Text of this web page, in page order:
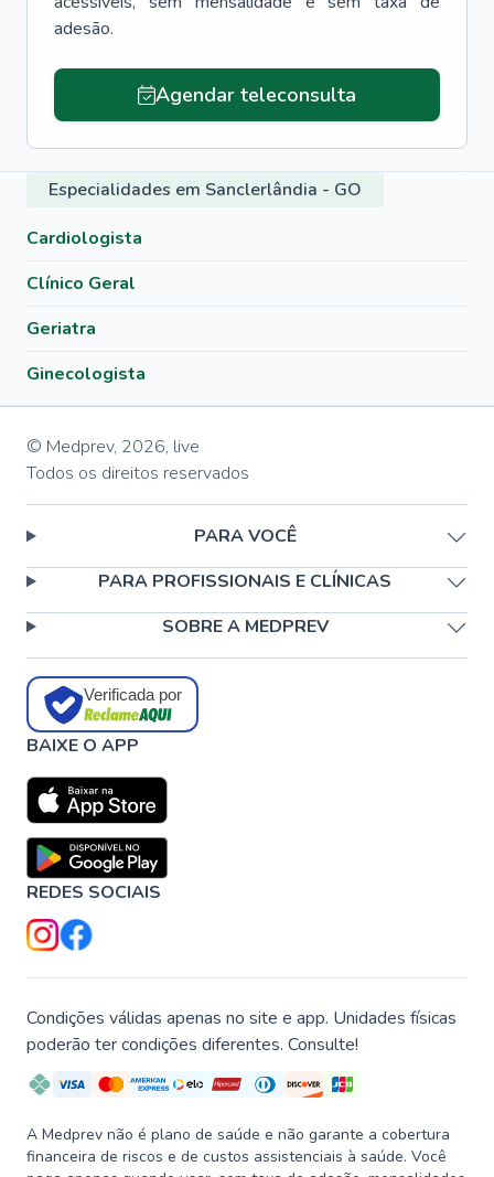
adesão.
Agendar teleconsulta
Especialidades em Sanclerlândia - GO
Cardiologista
Clínico Geral
Geriatra
Ginecologista
© Medprev, 2026, live
Todos os direitos reservados
PARA VOCÊ
PARA PROFISSIONAIS E CLÍNICAS
SOBRE A MEDPREV
Verificada por
BAIXE O APP
REDES SOCIAIS
Condições válidas apenas no site e app. Unidades físicas
poderão ter condições diferentes. Consulte!
A Medprev não é plano de saúde e não garante a cobertura
financeira de riscos e de custos assistenciais à saúde. Você